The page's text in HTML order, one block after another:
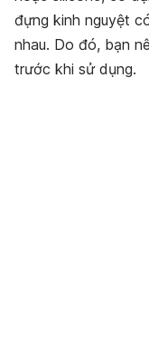
đựng kinh nguyệt
nhau. Do đó, bạn
trước khi sử dụng.